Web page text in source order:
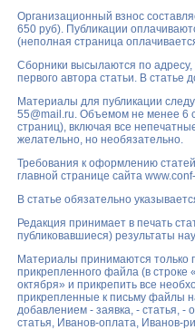
Организационный взнос
650 руб). Публикации
(неполная страница
Сборники высылаются по
первого автора статьи. В статье
Материалы для публикации
55@mail.ru. Объемом не менее 6
страниц), включая все
желательно, но необязательно.
Требования к оформлению
главной странице сайта
В статье обязательно
Редакция принимает в печать
публиковавшиеся) результаты
Материалы принимаются только
прикрепленного файла (в
октября» и прикрепить все
прикрепленные к письму файлы
добавлением - заявка, - статья, -
статья, Иванов-оплата, Иванов-